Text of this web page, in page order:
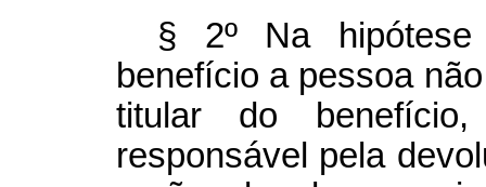
§ 2º Na hipótese
benefício a pessoa
titular do
responsável pela